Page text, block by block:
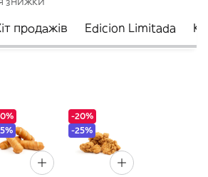
продажів Edicion Limitada
-20%
-25%